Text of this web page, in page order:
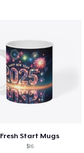
Fresh Start Mugs
$16